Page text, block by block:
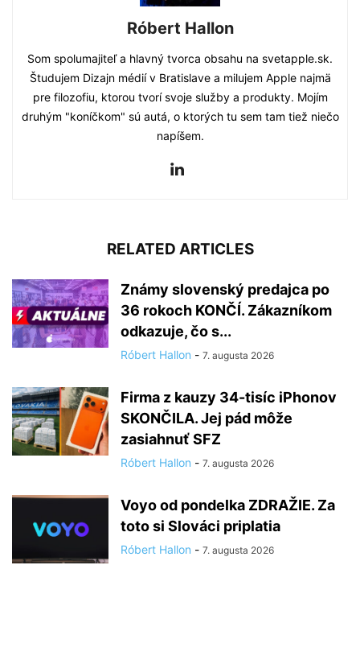
Róbert Hallon
Som spolumajiteľ a hlavný tvorca obsahu na svetapple.sk.
Študujem Dizajn médií v Bratislave a milujem Apple najmä
pre filozofiu, ktorou tvorí svoje služby a produkty. Mojím
druhým "koníčkom" sú autá, o ktorých tu sem tam tiež niečo
napíšem.
RELATED ARTICLES
Známy slovenský predajca po
36 rokoch KONČÍ. Zákazníkom
odkazuje, čo s...
Róbert Hallon - 7. augusta 2026
Firma z kauzy 34-tisíc iPhonov
SKONČILA. Jej pád môže
zasiahnuť SFZ
Róbert Hallon - 7. augusta 2026
Voyo od pondelka ZDRAŽIE. Za
toto si Slováci priplatia
Róbert Hallon - 7. augusta 2026